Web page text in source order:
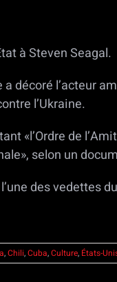
à Steven Seagal.
décoré l’acteur
l’Ukraine.
«l’Ordre de
selon un
des vedettes
,Chili,Cuba,Culture, États-